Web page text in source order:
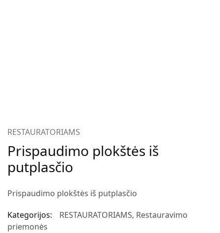
RESTAURATORIAMS
Prispaudimo plokštės iš
putplasčio
Prispaudimo plokštės iš putplasčio
Kategorijos:
RESTAURATORIAMS, Restauravimo
priemonės